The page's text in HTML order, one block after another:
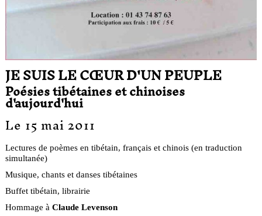
JE SUIS LE CŒUR D'UN PEUPLE
Poésies tibétaines et chinoises
d'aujourd'hui
Le 15 mai 2011
Lectures de poèmes en tibétain, français et chinois (en traduction
simultanée)
Musique, chants et danses tibétaines
Buffet tibétain, librairie
Hommage à Claude Levenson